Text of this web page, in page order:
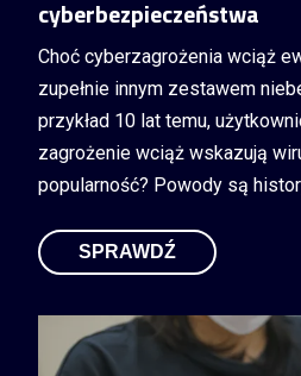
cyberbezpieczeństwa
Choć cyberzagrożenia wciąż
zupełnie innym zestawem
przykład 10 lat temu,
zagrożenie wciąż wskazują
popularność? Powody są
SPRAWDŹ